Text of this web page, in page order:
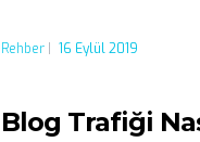
Rehber 16 Eylül 2019
Blog Trafiği